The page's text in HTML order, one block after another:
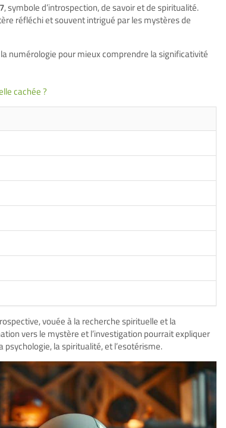
7, symbole d’introspection, de savoir et de spiritualité.
réfléchi et souvent intrigué par les mystères de
numérologie pour mieux comprendre la significativité
cachée ?
vouée à la recherche spirituelle et la
vers le mystère et l’investigation pourrait expliquer
la spiritualité, et l’esotérisme.